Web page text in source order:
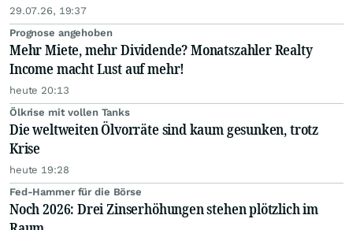
29.07.26, 19:37
Prognose angehoben
Mehr Miete, mehr Dividende? Monatszahler Realty
Income macht Lust auf mehr!
heute 20:13
Ölkrise mit vollen Tanks
Die weltweiten Ölvorräte sind kaum gesunken, trotz
Krise
heute 19:28
Fed-Hammer für die Börse
Noch 2026: Drei Zinserhöhungen stehen plötzlich im